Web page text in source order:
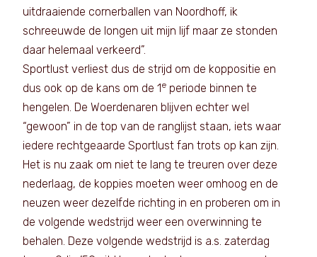
uitdraaiende cornerballen van Noordhoff, ik
schreeuwde de longen uit mijn lijf maar ze stonden
daar helemaal verkeerd”.
Sportlust verliest dus de strijd om de koppositie en
dus ook op de kans om de 1e periode binnen te
hengelen. De Woerdenaren blijven echter wel
“gewoon” in de top van de ranglijst staan, iets waar
iedere rechtgeaarde Sportlust fan trots op kan zijn.
Het is nu zaak om niet te lang te treuren over deze
nederlaag, de koppies moeten weer omhoog en de
neuzen weer dezelfde richting in en proberen om in
de volgende wedstrijd weer een overwinning te
behalen. Deze volgende wedstrijd is a.s. zaterdag